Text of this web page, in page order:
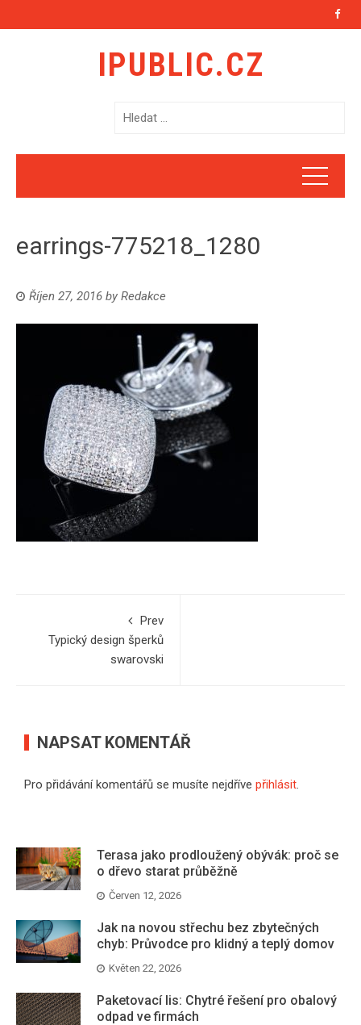
IPUBLIC.CZ
v
í
earrings-775218_1280
Říjen 27, 2016 by Redakce
Prev
Typický design šperků
swarovski
NAPSAT KOMENTÁŘ
Pro přidávání komentářů se musíte nejdříve přihlásit.
Terasa jako prodloužený obývák: proč se
o dřevo starat průběžně
Červen 12, 2026
Jak na novou střechu bez zbytečných
chyb: Průvodce pro klidný a teplý domov
Květen 22, 2026
Paketovací lis: Chytré řešení pro obalový
odpad ve firmách